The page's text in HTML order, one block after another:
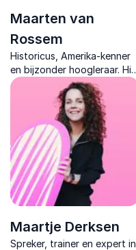
Maarten van
Rossem
Historicus, Amerika-kenner
en bijzonder hoogleraar. Hij
biedt scherpzinnige,
humorvolle lezingen over
geschiedenis, politiek en de
actualiteit.
Maartje Derksen
Spreker, trainer en expert in